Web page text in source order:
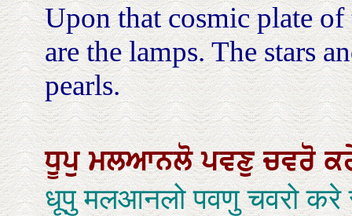
Upon that cosmic plate
are the lamps. The stars
pearls.
ਧੂਪੁਮਲਆਨਲੋਪਵਣੁਚਵਰੋ
धूपु मलआनलो पवणु चवरो